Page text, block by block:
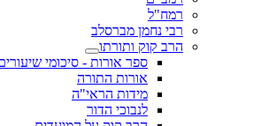
רמח"ל
רבי נחמן מברסלב
הרב קוק ותורתו
ספר אורות - סיכומי
אורות התורה
מידות הראי"ה
לנבוכי הדור